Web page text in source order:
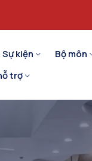
kiện Bộ môn
trợ